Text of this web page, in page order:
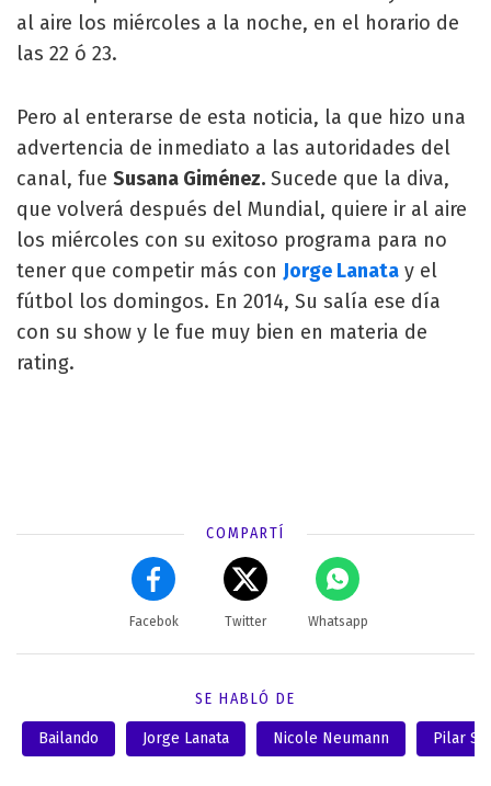
al aire los miércoles a la noche, en el horario de
las 22 ó 23.
Pero al enterarse de esta noticia, la que hizo una
advertencia de inmediato a las autoridades del
canal, fue Susana Giménez. Sucede que la diva,
que volverá después del Mundial, quiere ir al aire
los miércoles con su exitoso programa para no
tener que competir más con Jorge Lanata y el
fútbol los domingos. En 2014, Su salía ese día
con su show y le fue muy bien en materia de
rating.
COMPARTÍ
Facebok Twitter Whatsapp
SE HABLÓ DE
Bailando Jorge Lanata Nicole Neumann Pilar